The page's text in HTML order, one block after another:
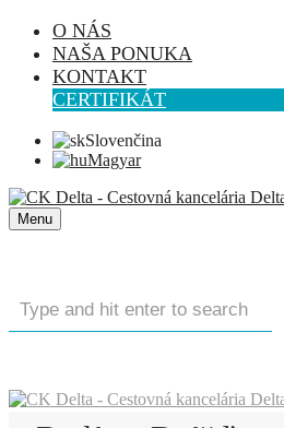
O NÁS
NAŠA PONUKA
KONTAKT
CERTIFIKÁT
Slovenčina
Magyar
Menu